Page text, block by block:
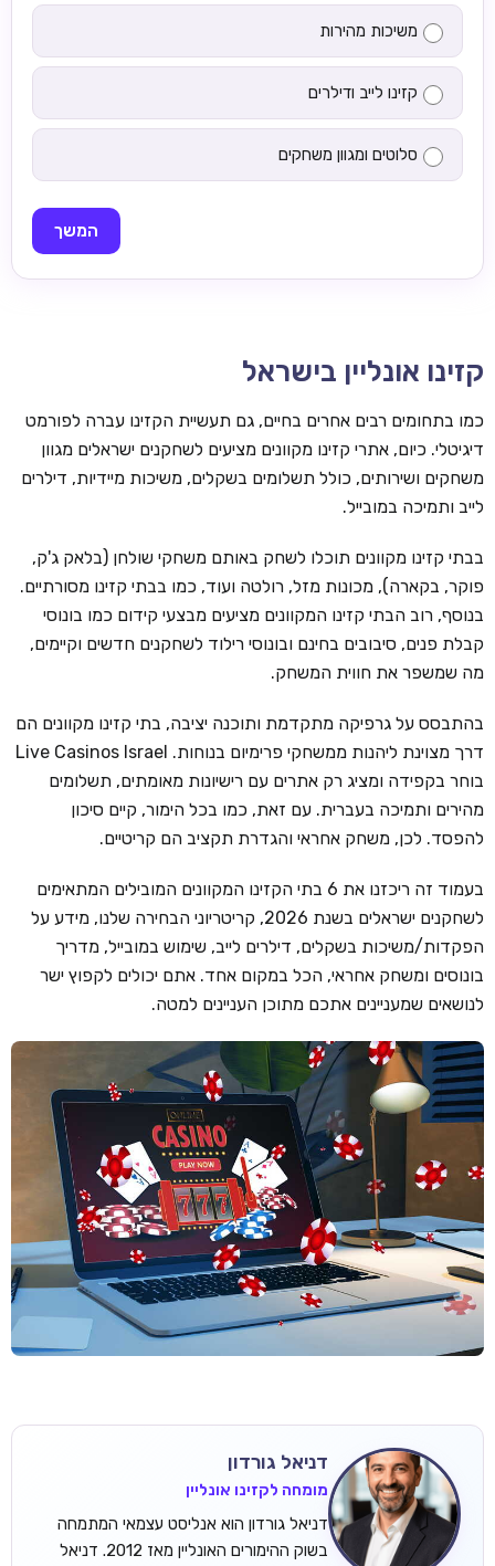
משיכות מהירות
קזינו לייב ודילרים
סלוטים ומגוון משחקים
המשך
קזינו אונליין בישראל
כמו בתחומים רבים אחרים בחיים, גם תעשיית הקזינו עברה לפורמט
דיגיטלי. כיום, אתרי קזינו מקוונים מציעים לשחקנים ישראלים מגוון
משחקים ושירותים, כולל תשלומים בשקלים, משיכות מיידיות, דילרים
לייב ותמיכה במובייל.
בבתי קזינו מקוונים תוכלו לשחק באותם משחקי שולחן (בלאק ג'ק,
פוקר, בקארה), מכונות מזל, רולטה ועוד, כמו בבתי קזינו מסורתיים.
בנוסף, רוב הבתי קזינו המקוונים מציעים מבצעי קידום כמו בונוסי
קבלת פנים, סיבובים בחינם ובונוסי רילוד לשחקנים חדשים וקיימים,
מה שמשפר את חווית המשחק.
בהתבסס על גרפיקה מתקדמת ותוכנה יציבה, בתי קזינו מקוונים הם
דרך מצוינת ליהנות ממשחקי פרימיום בנוחות. Live Casinos Israel
בוחר בקפידה ומציג רק אתרים עם רישיונות מאומתים, תשלומים
מהירים ותמיכה בעברית. עם זאת, כמו בכל הימור, קיים סיכון
להפסד. לכן, משחק אחראי והגדרת תקציב הם קריטיים.
בעמוד זה ריכזנו את 6 בתי הקזינו המקוונים המובילים המתאימים
לשחקנים ישראלים בשנת 2026, קריטריוני הבחירה שלנו, מידע על
הפקדות/משיכות בשקלים, דילרים לייב, שימוש במובייל, מדריך
בונוסים ומשחק אחראי, הכל במקום אחד. אתם יכולים לקפוץ ישר
לנושאים שמעניינים אתכם מתוכן העניינים למטה.
דניאל גורדון
מומחה לקזינו אונליין
דניאל גורדון הוא אנליסט עצמאי המתמחה
בשוק ההימורים האונליין מאז 2012. דניאל